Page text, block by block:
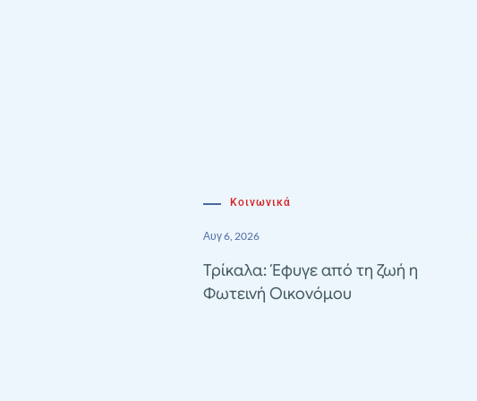
Κοινωνικά
Αυγ 6, 2026
Τρίκαλα: Έφυγε από τη ζωή η
Φωτεινή Οικονόμου